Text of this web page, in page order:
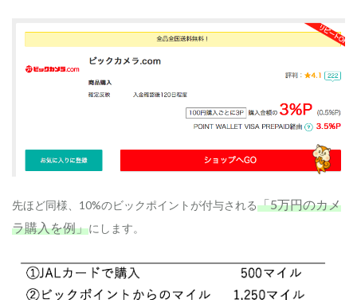
先ほど同様、10%のビックポイントが付与される「5万円のカメ
ラ購入を例」にします。